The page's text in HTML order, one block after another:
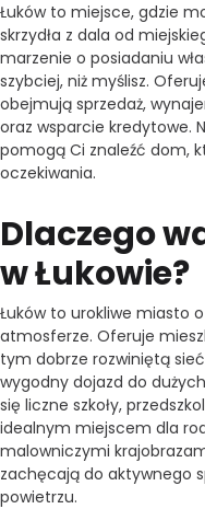
Łuków to miejsce, gdzie
skrzydła z dala od
marzenie o posiadaniu
szybciej, niż myślisz.
obejmują sprzedaż,
oraz wsparcie kredytowe.
pomogą Ci znaleźć dom,
oczekiwania.
Dlaczego
w Łukowie?
Łuków to urokliwe miasto
atmosferze. Oferuje
tym dobrze rozwiniętą
wygodny dojazd do
się liczne szkoły,
idealnym miejscem dla
malowniczymi
zachęcają do aktywnego
powietrzu.